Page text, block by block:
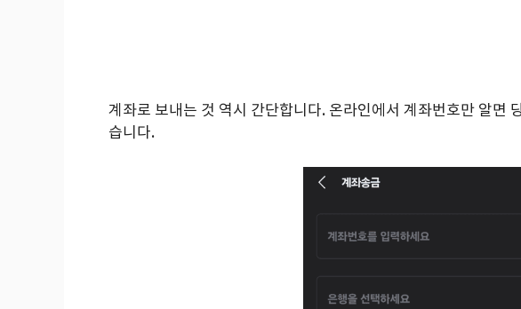
계좌로 보내는 것 역시 간단합니다. 온라인에서 계좌번호만 알면
습니다.